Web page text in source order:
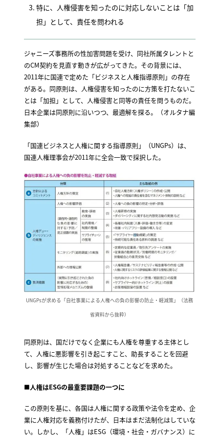
特に、人権侵害を知ったのに対応しないことは「加
担」として、責任を問われる
ジャニーズ事務所の性加害問題を受け、同社所属タレントと
のCM契約を見直す動きが広がってきた。その背景には、
2011年に国連で定めた「ビジネスと人権指導原則」の存在
がある。同原則は、人権侵害を知ったのに方策を打たないこ
とは「加担」として、人権侵害と同等の責任を問うものだ。
日本企業は同原則に沿いつつ、最適解を探る。（オルタナ編
集部）
「国連ビジネスと人権に関する指導原則」（UNGPs）は、
国連人権理事会が2011年に全会一致で採択した。
UNGPsが求める「自社事業による人権への負の影響の防止・軽減策」（法務
省資料から抜粋）
同原則は、国だけでなく企業にも人権を尊重する主体とし
て、人権に悪影響を引き起こすこと、助長することを回避
し、影響が生じた場合は対処することなどを求めた。
■人権はESGの最重要課題の一つに
この原則を基に、各国は人権に関する政策や法令を定め、企
業に人権対応を義務付けたが、日本はまだ法制化はしていな
い。しかし、「人権」はESG（環境・社会・ガバナンス）に